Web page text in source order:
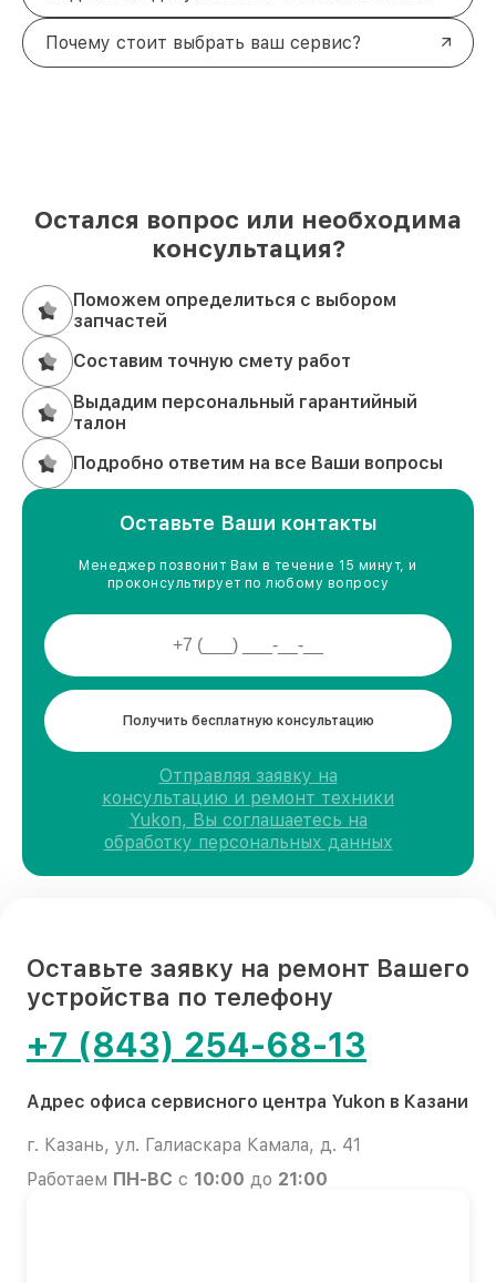
Почему стоит выбрать ваш сервис?
Остался вопрос или необходима
консультация?
Поможем определиться с выбором
запчастей
Составим точную смету работ
Выдадим персональный гарантийный
талон
Подробно ответим на все Ваши вопросы
Оставьте Ваши контакты
Менеджер позвонит Вам в течение 15 минут, и
проконсультирует по любому вопросу
Получить бесплатную консультацию
Отправляя заявку на
консультацию и ремонт техники
Yukon, Вы соглашаетесь на
обработку персональных данных
Оставьте заявку на ремонт Вашего
устройства по телефону
+7 (843) 254-68-13
Адрес офиса сервисного центра Yukon в Казани
г. Казань, ул. Галиаскара Камала, д. 41
Работаем ПН-ВС с 10:00 до 21:00